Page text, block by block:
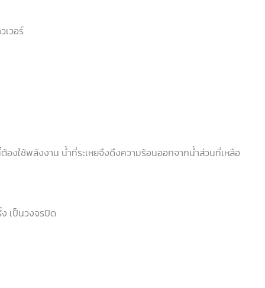
เวอร์
องใช้พลังงาน น้ำที่ระเหยจึงดึงความร้อนออกจากน้ำส่วนที่เหลือ
เป็นวงจรปิด